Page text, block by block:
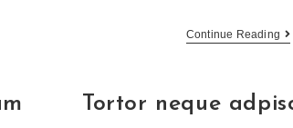
Continue Reading
Tortor neque